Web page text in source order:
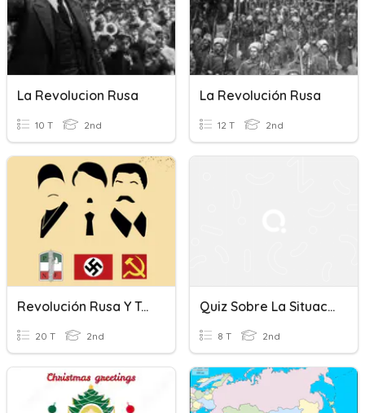
La Revolucion Rusa
10 T 2nd
La Revolución Rusa
12 T 2nd
Revolución Rusa Y Totalitarismo
20 T 2nd
Quiz Sobre La Situación Actual Entre Rusia Y Ucrania
8 T 2nd